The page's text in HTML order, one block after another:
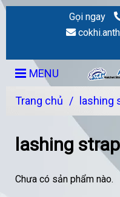
Gọi ngay
MENU
Trang chủ / lashing
lashing
Chưa có sản phẩm nào.